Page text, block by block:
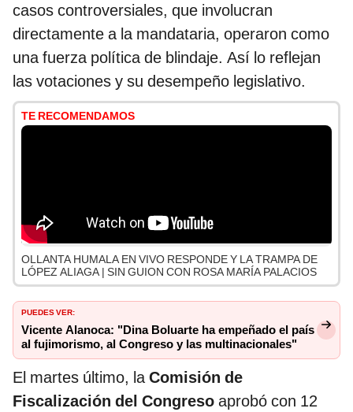
casos controversiales, que involucran
directamente a la mandataria, operaron como
una fuerza política de blindaje. Así lo reflejan
las votaciones y su desempeño legislativo.
TE RECOMENDAMOS
OLLANTA HUMALA EN VIVO RESPONDE Y LA TRAMPA DE
LÓPEZ ALIAGA | SIN GUION CON ROSA MARÍA PALACIOS
PUEDES VER:
Vicente Alanoca: "Dina Boluarte ha empeñado el país
al fujimorismo, al Congreso y las multinacionales"
El martes último, laComisión de
Fiscalización del Congreso aprobó con 12